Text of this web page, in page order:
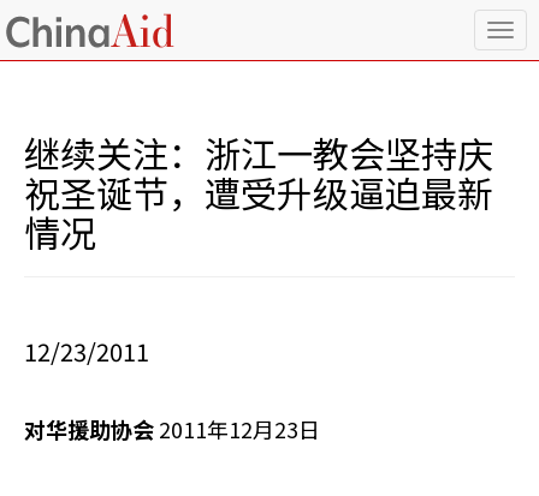
T
o
继续关注：浙江一教会坚持庆
祝圣诞节，遭受升级逼迫最新
情况
12/23/2011
对华援助协会2011年12月23日